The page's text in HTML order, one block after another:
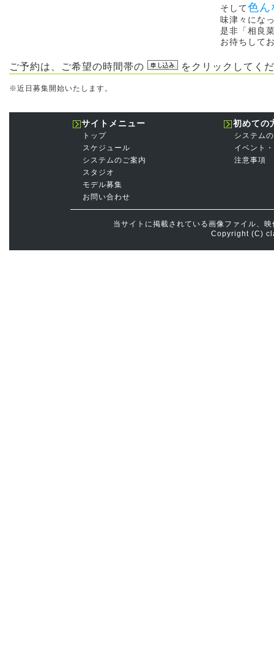
そして色ん
味津々にな
是非「相良
お待ちして
ご予約は、ご希望の時間帯の をクリックしてく
※近日募集開始いたします。
サイトメニュー
トップ
スケジュール
システムのご案内
スタジオ
モデル募集
お問い合わせ
初めての
システム
イベント
注意事項
当サイトに掲載されている画像ファイル、
Copyright (C)